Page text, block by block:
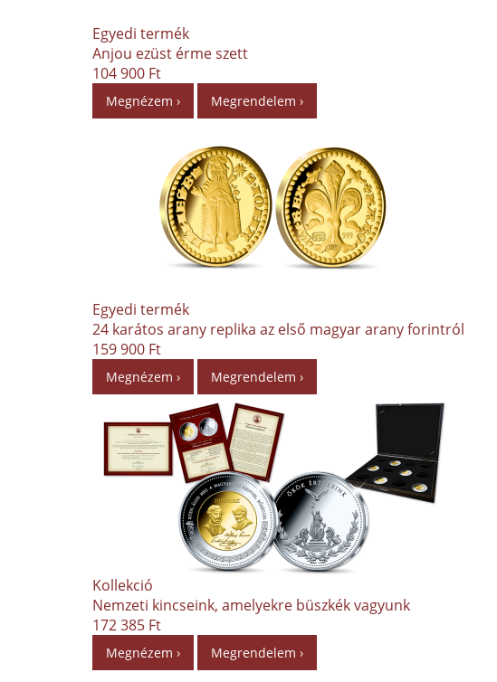
Egyedi termék
Anjou ezüst érme szett
104 900 Ft
Megnézem › Megrendelem ›
Egyedi termék
24 karátos arany replika az első magyar arany forintról
159 900 Ft
Megnézem › Megrendelem ›
Kollekció
Nemzeti kincseink, amelyekre büszkék vagyunk
172 385 Ft
Megnézem › Megrendelem ›